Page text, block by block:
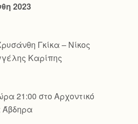
2023
Γκίκα – Νίκος
Καρίπης
21:00 στο Αρχοντικό
Άβδηρα